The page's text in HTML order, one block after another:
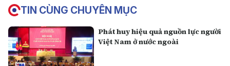
TIN CÙNG CHUYÊN MỤC
Phát huy hiệu quả nguồn lực người
Việt Nam ở nước ngoài